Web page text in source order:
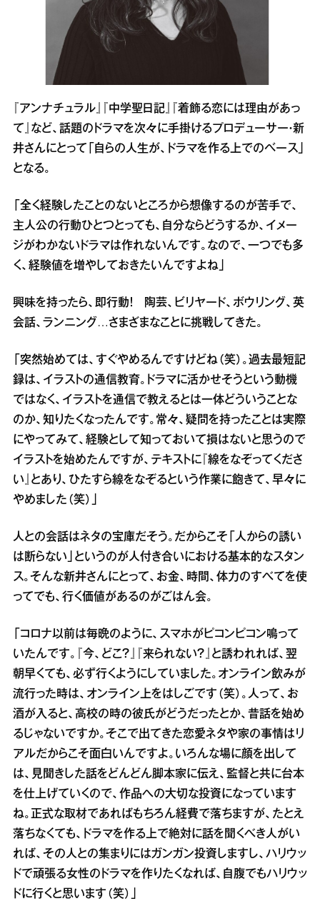
『アンナチュラル』『中学聖日記』『着飾る恋には理由があっ
て』など、話題のドラマを次々に手掛けるプロデューサー・新
井さんにとって「自らの人生が、ドラマを作る上でのベース」
となる。
「全く経験したことのないところから想像するのが苦手で、
主人公の行動ひとつとっても、自分ならどうするか、イメー
ジがわかないドラマは作れないんです。なので、一つでも多
く、経験値を増やしておきたいんですよね」
興味を持ったら、即行動！ 陶芸、ビリヤード、ボウリング、英
会話、ランニング…さまざまなことに挑戦してきた。
「突然始めては、すぐやめるんですけどね（笑）。過去最短記
録は、イラストの通信教育。ドラマに活かせそうという動機
ではなく、イラストを通信で教えるとは一体どういうことな
のか、知りたくなったんです。常々、疑問を持ったことは実際
にやってみて、経験として知っておいて損はないと思うので
イラストを始めたんですが、テキストに『線をなぞってくださ
い』とあり、ひたすら線をなぞるという作業に飽きて、早々に
やめました（笑）」
人との会話はネタの宝庫だそう。だからこそ「人からの誘い
は断らない」というのが人付き合いにおける基本的なスタン
ス。そんな新井さんにとって、お金、時間、体力のすべてを使
ってでも、行く価値があるのがごはん会。
「コロナ以前は毎晩のように、スマホがピコンピコン鳴って
いたんです。『今、どこ？』『来られない？』と誘われれば、翌
朝早くても、必ず行くようにしていました。オンライン飲みが
流行った時は、オンライン上をはしごです（笑）。人って、お
酒が入ると、高校の時の彼氏がどうだったとか、昔話を始め
るじゃないですか。そこで出てきた恋愛ネタや家の事情はリ
アルだからこそ面白いんですよ。いろんな場に顔を出して
は、見聞きした話をどんどん脚本家に伝え、監督と共に台本
を仕上げていくので、作品への大切な投資になっています
ね。正式な取材であればもちろん経費で落ちますが、たとえ
落ちなくても、ドラマを作る上で絶対に話を聞くべき人がい
れば、その人との集まりにはガンガン投資しますし、ハリウッ
ドで頑張る女性のドラマを作りたくなれば、自腹でもハリウッ
ドに行くと思います（笑）」